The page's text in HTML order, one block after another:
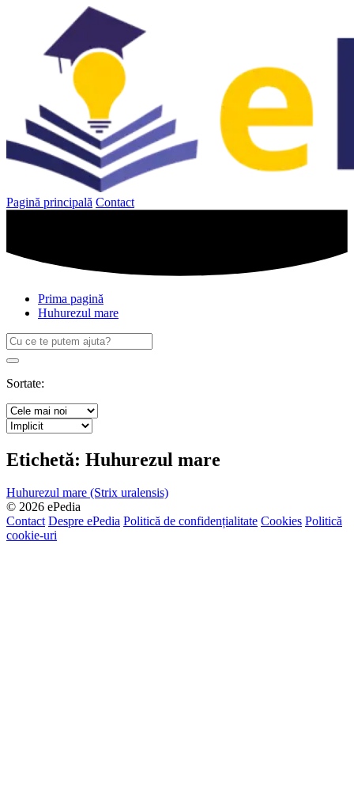
Pagină principală Contact
Prima pagină
Huhurezul mare
Caută
după:
Search
Sortate:
Etichetă: Huhurezul mare
Huhurezul mare (Strix uralensis)
© 2026 ePedia
Contact Despre ePedia Politică de confidențialitate Cookies Politică
cookie-uri